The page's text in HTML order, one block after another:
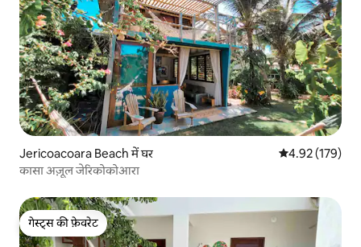
Jericoacoara Beach में घर औसत रेटिंग 5 में से
4.92 (179)
कासा अज़ूल जेरिकोकोआरा
गेस्ट्स की फ़ेवरेट
गेस्ट्स की फ़ेवरेट